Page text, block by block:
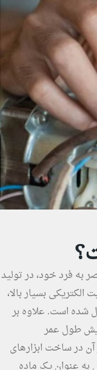
فرد خود، در تولید
بسیار بالا،
شده است. علاوه بر
طول عمر
در ساخت ابزارهای